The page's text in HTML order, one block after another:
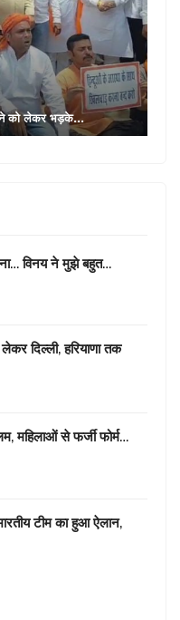
को लेकर भड़के…
विनय ने मुझे बहुत…
दिल्ली, हरियाणा तक
महिलाओं से फर्जी फोर्म…
टीम का हुआ ऐलान,